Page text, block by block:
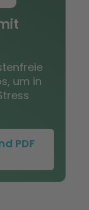
um in
PDF